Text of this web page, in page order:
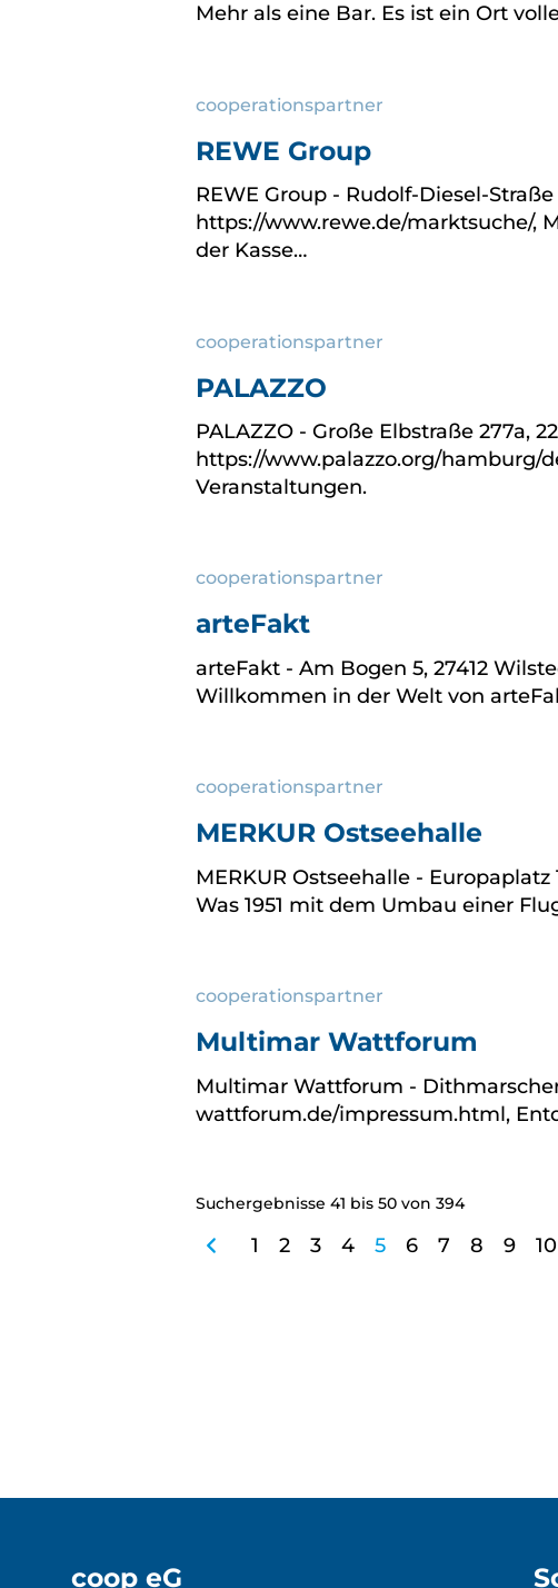
Mehr als eine Bar. Es ist ein Ort
cooperationspartner
REWE Group
REWE Group - Rudolf-Diesel-
https://www.rewe.de/marktsuche/,
der Kasse…
cooperationspartner
PALAZZO
PALAZZO - Große Elbstraße 277a,
https://www.palazzo.org/hamburg/
Veranstaltungen.
cooperationspartner
arteFakt
arteFakt - Am Bogen 5, 27412
Willkommen in der Welt von
cooperationspartner
MERKUR Ostseehalle
MERKUR Ostseehalle -
Was 1951 mit dem Umbau einer
cooperationspartner
Multimar Wattforum
Multimar Wattforum - Dithmarscher
wattforum.de/impressum.html,
Suchergebnisse 41 bis 50 von 394
vorherige
1 2 3 4 5 6 7 8 9 10
coop eG